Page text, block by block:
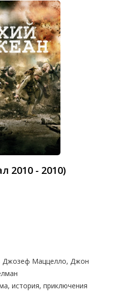
2010 - 2010)
Джозеф Маццелло, Джон
история, приключения